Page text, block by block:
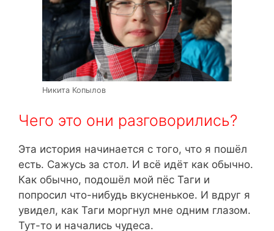
Никита Копылов
Чего это они разговорились?
Эта история начинается с того, что я пошёл
есть. Сажусь за стол. И всё идёт как обычно.
Как обычно, подошёл мой пёс Таги и
попросил что-нибудь вкусненькое. И вдруг я
увидел, как Таги моргнул мне одним глазом.
Тут-то и начались чудеса.